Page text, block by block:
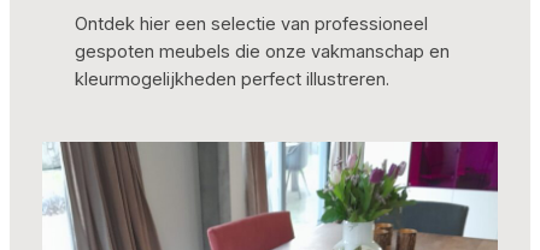
Ontdek hier een selectie van professioneel
gespoten meubels die onze vakmanschap en
kleurmogelijkheden perfect illustreren.